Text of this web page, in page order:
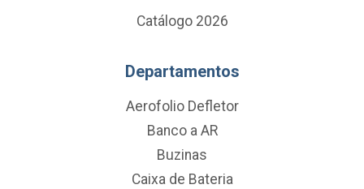
Catálogo 2026
Departamentos
Aerofolio Defletor
Banco a AR
Buzinas
Caixa de Bateria